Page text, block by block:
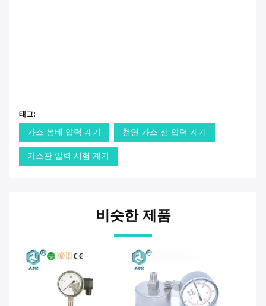
태그:
가스 봄베 압력 계기 천연 가스 선 압력 계기
가스관 압력 시험 계기
비슷한 제품